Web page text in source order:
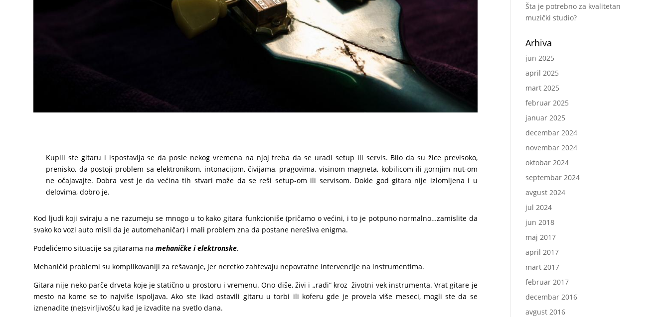
Kupili ste gitaru i ispostavlja se da posle nekog vremena na njoj treba da se uradi setup ili servis. Bilo da su žice previsoko,
prenisko, da postoji problem sa elektronikom, intonacijom, čivijama, pragovima, visinom magneta, kobilicom ili gornjim nut-om
ne očajavajte. Dobra vest je da većina tih stvari može da se reši setup-om ili servisom. Dokle god gitara nije izlomljena i u
delovima, dobro je.
Kod ljudi koji sviraju a ne razumeju se mnogo u to kako gitara funkcioniše (pričamo o većini, i to je potpuno normalno…zamislite da
svako ko vozi auto misli da je automehaničar) i mali problem zna da postane nerešiva enigma.
Podelićemo situacije sa gitarama namehaničke i elektronske.
Mehanički problemi su komplikovaniji za rešavanje, jer neretko zahtevaju nepovratne intervencije na instrumentima.
Gitara nije neko parče drveta koje je statično u prostoru i vremenu. Ono diše, živi i „radi“ kroz životni vek instrumenta. Vrat gitare je
mesto na kome se to najviše ispoljava. Ako ste ikad ostavili gitaru u torbi ili koferu gde je provela više meseci, mogli ste da se
iznenadite (ne)svirljivošću kad je izvadite na svetlo dana.
Šta je potrebno za kvalitetan
muzički studio?
Arhiva
jun 2025
april 2025
mart 2025
februar 2025
januar 2025
decembar 2024
novembar 2024
oktobar 2024
septembar 2024
avgust 2024
jul 2024
jun 2018
maj 2017
april 2017
mart 2017
februar 2017
decembar 2016
avgust 2016